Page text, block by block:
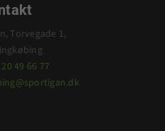
Torvegade 1,
20 49 66 77